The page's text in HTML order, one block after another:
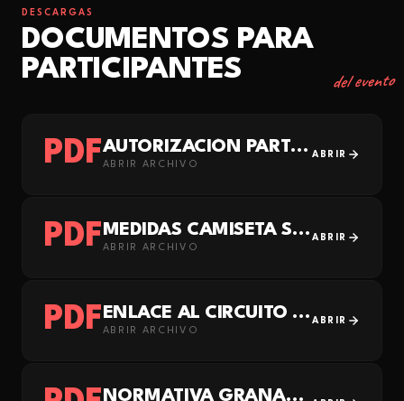
DESCARGAS
DOCUMENTOS PARA
PARTICIPANTES
del evento
PDF AUTORIZACIÓN PARTICIPACIÓN MENORES EDAD GRANADA EN MARCHA CONTRA EL CÁNCER 2026
ABRIR ARCHIVO
ABRIR
PDF MEDIDAS CAMISETA SUBLIMADA GMCC 2026
ABRIR ARCHIVO
ABRIR
PDF ENLACE AL CIRCUITO 10K GMCC 2026
ABRIR ARCHIVO
ABRIR
NORMATIVA GRANADA EN MARCHA CONTRA EL CÁNCER 2026-2